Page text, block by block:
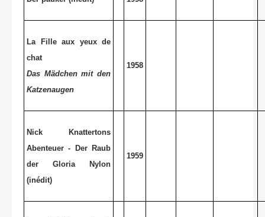
La Filleaux yeux de
chat
Das Mädchen mit den
Katzenaugen
1958
Nick Knattertons
Abenteuer - Der Raub
der Gloria Nylon
(inédit)
1959